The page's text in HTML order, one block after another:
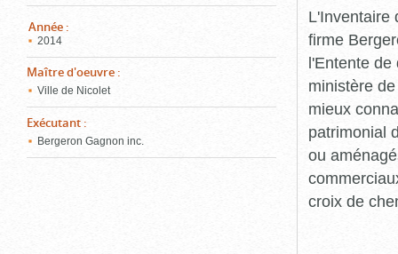
Année :
2014
Maître d'oeuvre :
Ville de Nicolet
Exécutant :
Bergeron Gagnon inc.
L'Inventaire
firme
l'Entente de
ministère
mieux
patrimonial
ou
croix de